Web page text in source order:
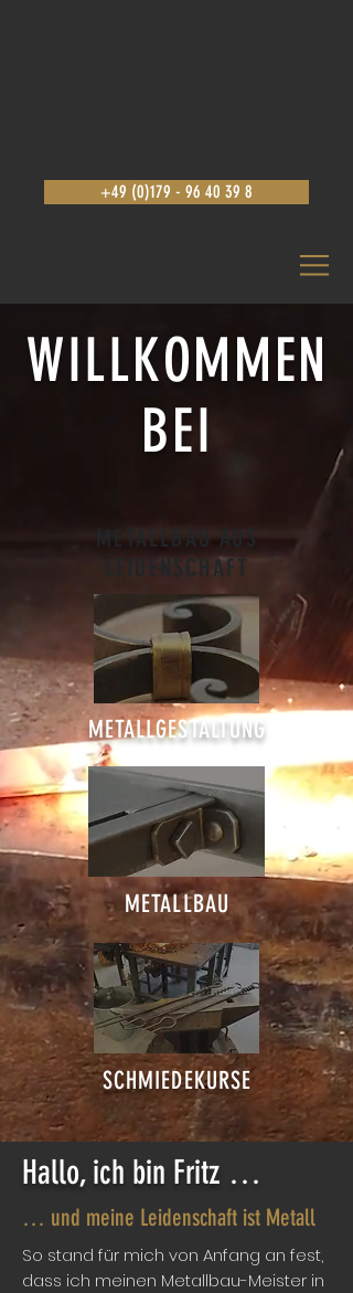
+49 (0)179 - 96 40 39 8
WILLKOMMEN
BEI
METALLBAU AUS
LEIDENSCHAFT
METALLGESTALTUNG
METALLBAU
SCHMIEDEKURSE
Hallo, ich bin Fritz …
… und meine Leidenschaft ist Metall
So stand für mich von Anfang an fest,
dass ich meinen Metallbau-Meister in